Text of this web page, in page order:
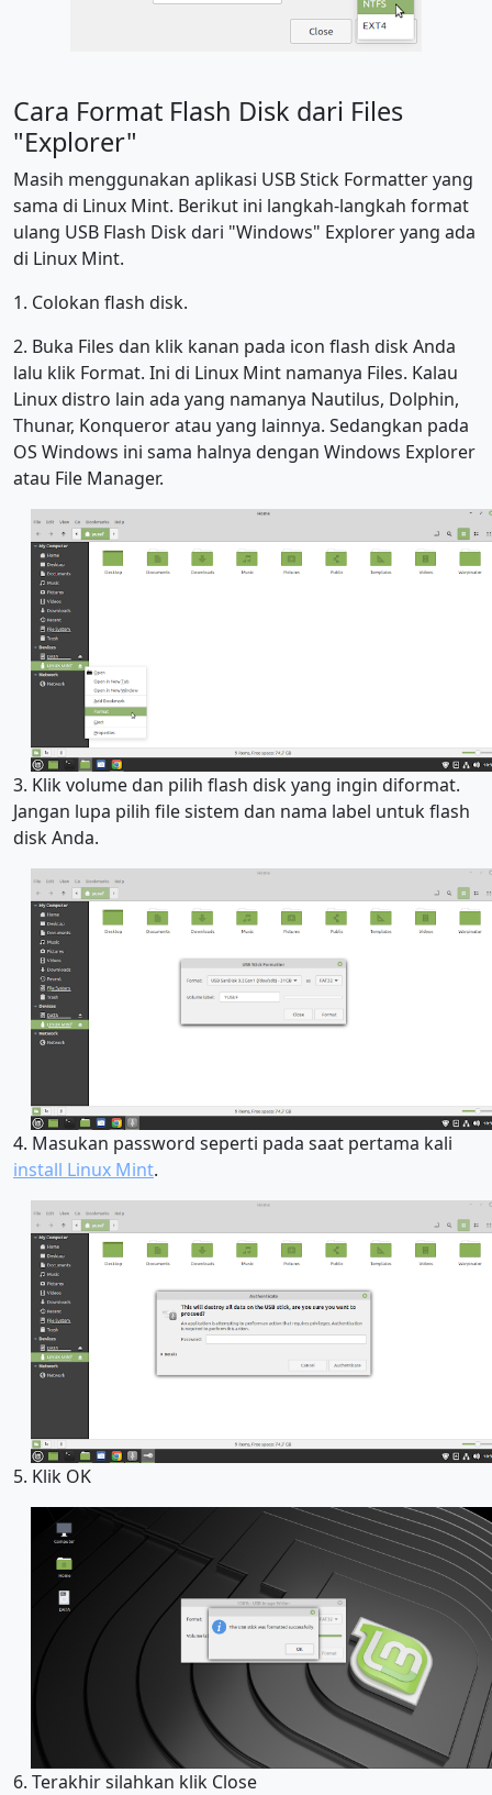
Cara Format Flash Disk dari Files
"Explorer"
Masih menggunakan aplikasi USB Stick Formatter yang
sama di Linux Mint. Berikut ini langkah-langkah format
ulang USB Flash Disk dari "Windows" Explorer yang ada
di Linux Mint.
1. Colokan flash disk.
2. Buka Files dan klik kanan pada icon flash disk Anda
lalu klik Format. Ini di Linux Mint namanya Files. Kalau
Linux distro lain ada yang namanya Nautilus, Dolphin,
Thunar, Konqueror atau yang lainnya. Sedangkan pada
OS Windows ini sama halnya dengan Windows Explorer
atau File Manager.
3. Klik volume dan pilih flash disk yang ingin diformat.
Jangan lupa pilih file sistem dan nama label untuk flash
disk Anda.
4. Masukan password seperti pada saat pertama kali
install Linux Mint.
5. Klik OK
6. Terakhir silahkan klik Close